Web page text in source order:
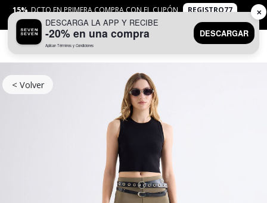
15% DCTO EN PRIMERA COMPRA CON EL CUPÓN
REGISTRO77
APLICANTYC
< Volver
DESCARGA LA APP Y RECIBE
-20% en una compra
Aplican Términos y Condiciones
DESCARGAR
✕